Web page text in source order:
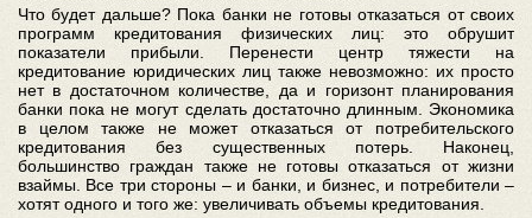
Что будет дальше? Пока банки не готовы отказаться от своих
программ кредитования физических лиц: это обрушит
показатели прибыли. Перенести центр тяжести на
кредитование юридических лиц также невозможно: их просто
нет в достаточном количестве, да и горизонт планирования
банки пока не могут сделать достаточно длинным. Экономика
в целом также не может отказаться от потребительского
кредитования без существенных потерь. Наконец,
большинство граждан также не готовы отказаться от жизни
взаймы. Все три стороны – и банки, и бизнес, и потребители –
хотят одного и того же: увеличивать объемы кредитования.